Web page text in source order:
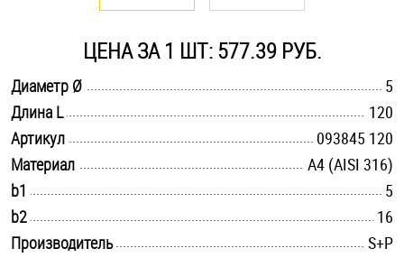
Стопорные кольца
Такелаж
Хомуты
Шайбы
ЦЕНА ЗА 1 ШТ: 577.39 РУБ.
Диаметр Ø
5
Длина L
120
Артикул
093845 120
Материал
A4 (AISI 316)
b1
5
b2
16
Производитель
S+P